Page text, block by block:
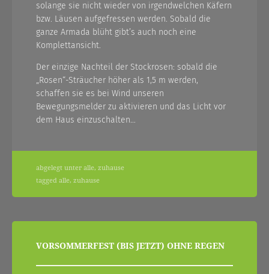
solange sie nicht wieder von irgendwelchen Käfern
bzw. Läusen aufgefressen werden. Sobald die
ganze Armada blüht gibt’s auch noch eine
Komplettansicht.
Der einzige Nachteil der Stockrosen: sobald die
„Rosen“-Sträucher höher als 1,5 m werden,
schaffen sie es bei Wind unseren
Bewegungsmelder zu aktivieren und das Licht vor
dem Haus einzuschalten…
abgelegt unter alle, zuhause
tagged alle, zuhause
beitragsnavigation
VORSOMMERFEST (BIS JETZT) OHNE REGEN